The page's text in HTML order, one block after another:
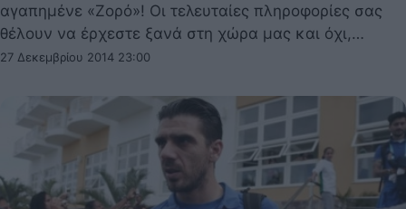
αγαπημένε «Ζορό»! Οι τελευταίες πληροφορίες σας
θέλουν να έρχεστε ξανά στη χώρα μας και όχι,…
27 Δεκεμβρίου 2014 23:00